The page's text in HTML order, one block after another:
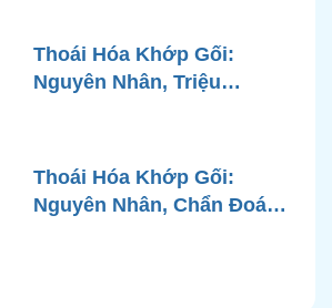
Góc Nhìn Bác Sĩ Xương
Khớp
Thoái Hóa Khớp Gối:
Nguyên Nhân, Triệu
Chuẩn Y Khoa
Thoái Hóa Khớp Gối:
Nguyên Nhân, Chẩn Đoán